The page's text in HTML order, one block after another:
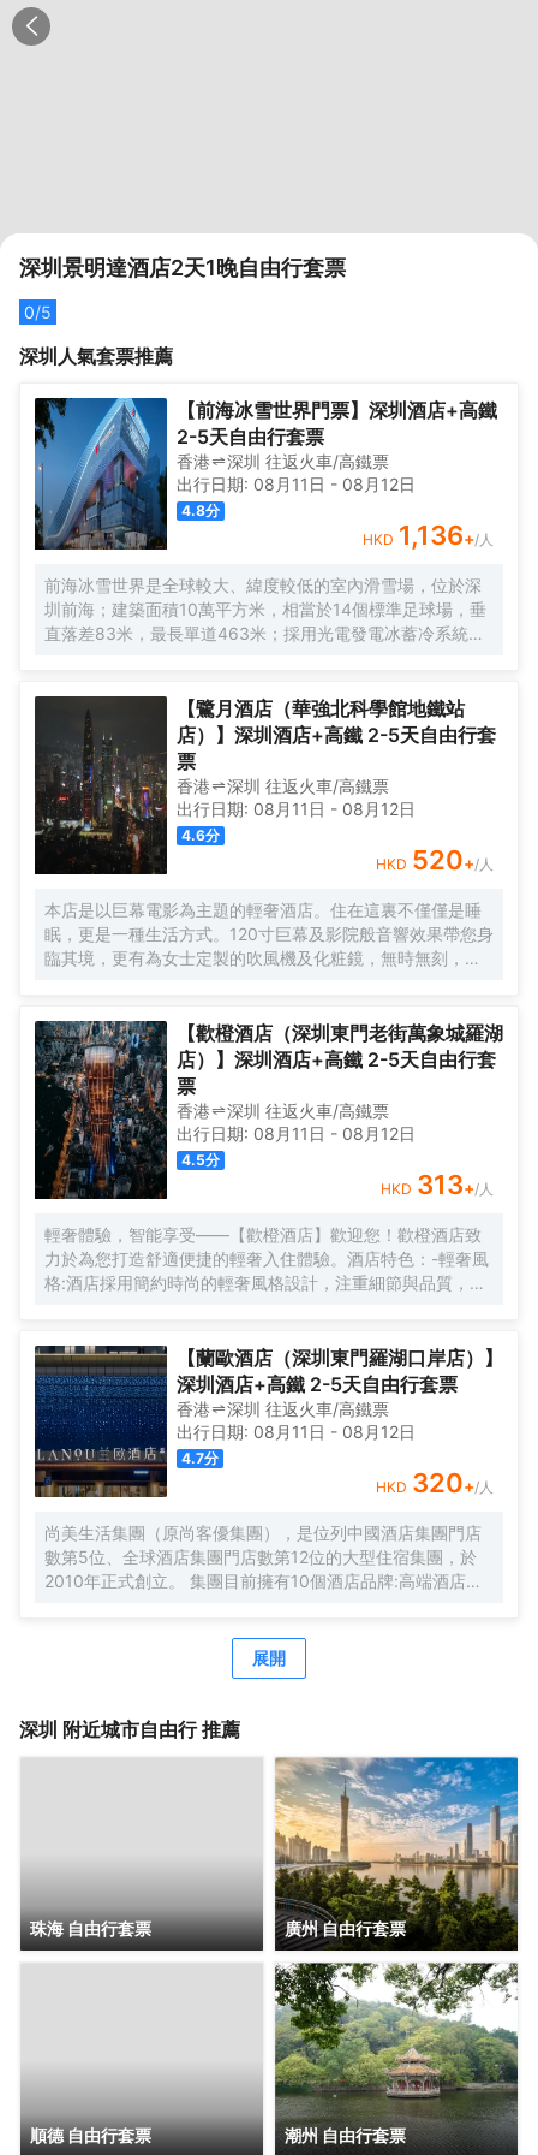
深圳景明達酒店2天1晚自由行套票
0/5
深圳 人氣套票推薦
【前海冰雪世界門票】深圳酒店+高鐵
2-5天自由行套票
香港 深圳 往返火車/高鐵票
出行日期: 08月11日 - 08月12日
4.8分
HKD 1,136+/人
前海冰雪世界是全球較大、緯度較低的室內滑雪場，位於深
圳前海；建築面積10萬平方米，相當於14個標準足球場，垂
直落差83米，最長單道463米‌；採用光電發電冰蓄冷系統，
【鷺月酒店（華強北科學館地鐵站
店）】深圳酒店+高鐵 2-5天自由行套
票
香港 深圳 往返火車/高鐵票
出行日期: 08月11日 - 08月12日
4.6分
HKD 520+/人
本店是以巨幕電影為主題的輕奢酒店。住在這裏不僅僅是睡
眠，更是一種生活方式。120寸巨幕及影院般音響效果帶您身
臨其境，更有為女士定製的吹風機及化粧鏡，無時無刻，呈
【歡橙酒店（深圳東門老街萬象城羅湖
店）】深圳酒店+高鐵 2-5天自由行套
票
香港 深圳 往返火車/高鐵票
出行日期: 08月11日 - 08月12日
4.5分
HKD 313+/人
輕奢體驗，智能享受——【歡橙酒店】歡迎您！歡橙酒店致
力於為您打造舒適便捷的輕奢入住體驗。酒店特色：-輕奢風
格:酒店採用簡約時尚的輕奢風格設計，注重細節與品質，為
技帶來的便捷。-舒適享受:24小時熱水即開即熱，無需等
待，為您洗去一身疲憊。-影音娛樂:部分房間配備高清投影
儀，打造私人影院，享受震撼視聽盛宴。-貼心服務:酒店設有
洗衣房，並提供烘乾服務，解決您的洗衣煩惱，讓旅途更加
輕鬆自在。歡橙酒店是您商務出行、休閒度假的理想之選。
期待您的光臨！温馨提示，圖片僅供參考，無法涵蓋所有房
型，詳細的實物照片請諮詢酒店。
【蘭歐酒店（深圳東門羅湖口岸店）】
深圳酒店+高鐵 2-5天自由行套票
香港 深圳 往返火車/高鐵票
出行日期: 08月11日 - 08月12日
4.7分
HKD 320+/人
尚美生活集團（原尚客優集團），是位列中國酒店集團門店
數第5位、全球酒店集團門店數第12位的大型住宿集團，於
2010年正式創立。 集團目前擁有10個酒店品牌:高端酒店品
牌花美時、公寓品牌LIPPO公社。尚美生活旗下酒店超過
3500家（含在營店和籌建店），現已覆蓋全國31個省293座
團，尚美生活憑藉創新的商業模式、強大的品牌優勢和專業
創、共享大住宿共同體。未來，集團將不斷探索住宿業與互
聯網的結合、與新生活方式的結合，致力於成為全球領先的
生活服務連鎖平台，引領新尚美好生活。
展開
深圳 附近城市自由行 推薦
珠海 自由行套票 廣州 自由行套票
順德 自由行套票 潮州 自由行套票